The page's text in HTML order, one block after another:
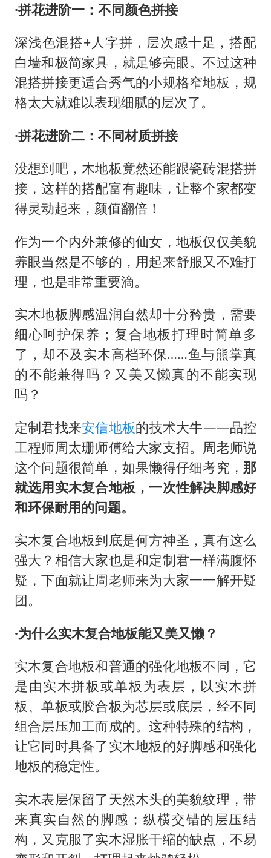
·拼花进阶一：不同颜色拼接
深浅色混搭+人字拼，层次感十足，搭配
白墙和极简家具，就足够亮眼。不过这种
混搭拼接更适合秀气的小规格窄地板，规
格太大就难以表现细腻的层次了。
·拼花进阶二：不同材质拼接
没想到吧，木地板竟然还能跟瓷砖混搭拼
接，这样的搭配富有趣味，让整个家都变
得灵动起来，颜值翻倍！
作为一个内外兼修的仙女，地板仅仅美貌
养眼当然是不够的，用起来舒服又不难打
理，也是非常重要滴。
实木地板脚感温润自然却十分矜贵，需要
细心呵护保养；复合地板打理时简单多
了，却不及实木高档环保……鱼与熊掌真
的不能兼得吗？又美又懒真的不能实现
吗？
定制君找来安信地板的技术大牛——品控
工程师周太珊师傅给大家支招。周老师说
这个问题很简单，如果懒得仔细考究， 那
就选用实木复合地板，一次性解决脚感好
和环保耐用的问题。
实木复合地板到底是何方神圣，真有这么
强大？相信大家也是和定制君一样满腹怀
疑，下面就让周老师来为大家一一解开疑
团。
·为什么实木复合地板能又美又懒？
实木复合地板和普通的强化地板不同，它
是由实木拼板或单板为表层，以实木拼
板、单板或胶合板为芯层或底层，经不同
组合层压加工而成的。这种特殊的结构，
让它同时具备了实木地板的好脚感和强化
地板的稳定性。
实木表层保留了天然木头的美貌纹理，带
来真实自然的脚感；纵横交错的层压结
构，又克服了实木湿胀干缩的缺点，不易